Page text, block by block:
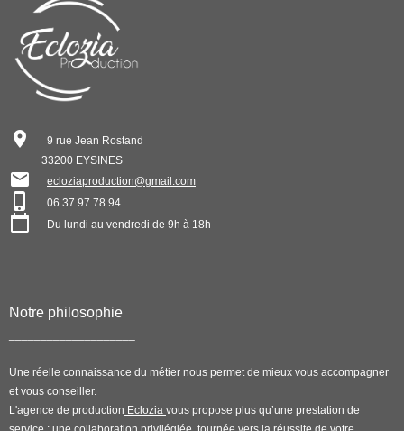
9 rue Jean Rostand
33200 EYSINES
ecloziaproduction@gmail.com
06 37 97 78 94
Du lundi au vendredi de 9h à 18h
Notre philosophie
Une réelle connaissance du métier nous permet de mieux vous accompagner
et vous conseiller.
L'agence de production Eclozia vous propose plus qu’une prestation de